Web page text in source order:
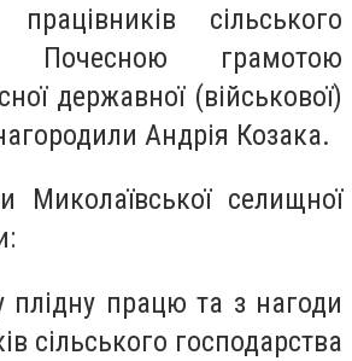
сільського
Почесною грамотою
державної (військової)
Андрія Козака.
Миколаївської селищної
плідну працю та з нагоди
сільського господарства